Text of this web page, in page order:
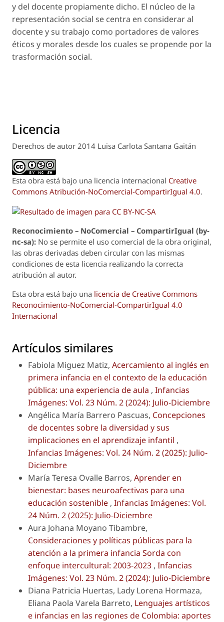
y del docente propiamente dicho. El núcleo de la
representación social se centra en considerar al
docente y su trabajo como portadores de valores
éticos y morales desde los cuales se propende por la
trasformación social.
Licencia
Derechos de autor 2014 Luisa Carlota Santana Gaitán
Esta obra está bajo una licencia internacional Creative
Commons Atribución-NoComercial-CompartirIgual 4.0.
Reconocimiento – NoComercial – CompartirIgual (by-
nc-sa): No se permite el uso comercial de la obra original,
las obras derivadas deben circular con las mismas
condiciones de esta licencia realizando la correcta
atribución al autor.
Esta obra está bajo una licencia de Creative Commons
Reconocimiento-NoComercial-CompartirIgual 4.0
Internacional
Artículos similares
Fabiola Miguez Matiz, Acercamiento al inglés en
primera infancia en el contexto de la educación
pública: una experiencia de aula , Infancias
Imágenes: Vol. 23 Núm. 2 (2024): Julio-Diciembre
Angélica María Barrero Pascuas, Concepciones
de docentes sobre la diversidad y sus
implicaciones en el aprendizaje infantil ,
Infancias Imágenes: Vol. 24 Núm. 2 (2025): Julio-
Diciembre
María Teresa Ovalle Barros, Aprender en
bienestar: bases neuroafectivas para una
educación sostenible , Infancias Imágenes: Vol.
24 Núm. 2 (2025): Julio-Diciembre
Aura Johana Moyano Tibambre,
Consideraciones y políticas públicas para la
atención a la primera infancia Sorda con
enfoque intercultural: 2003-2023 , Infancias
Imágenes: Vol. 23 Núm. 2 (2024): Julio-Diciembre
Diana Patricia Huertas, Lady Lorena Hormaza,
Eliana Paola Varela Barreto, Lenguajes artísticos
e infancias en las regiones de Colombia: aportes